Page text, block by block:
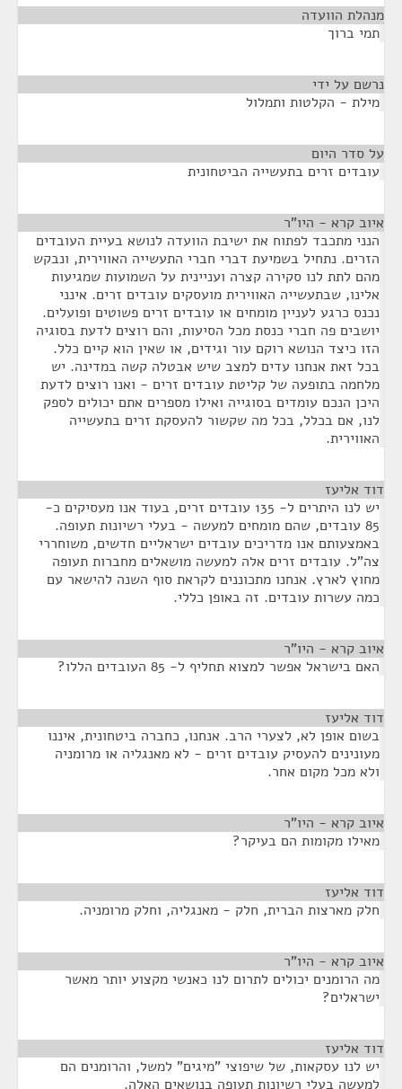
מנהלת הוועדה
תמי ברוך
נרשם על ידי
מילת - הקלטות ותמלול
על סדר היום
עובדים זרים בתעשייה הביטחונית
איוב קרא - היו"ר
הנני מתכבד לפתוח את ישיבת הוועדה לנושא בעיית העובדים
הזרים. נתחיל בשמיעת דברי חברי התעשייה האווירית, ונבקש
מהם לתת לנו סקירה קצרה ועניינית על השמועות שמגיעות
אלינו, שבתעשייה האווירית מועסקים עובדים זרים. אינני
נכנס כרגע לעניין מומחים או עובדים זרים פשוטים ופועלים.
יושבים פה חברי כנסת מכל הסיעות, והם רוצים לדעת בסוגיה
הזו כיצד הנושא רוקם עור וגידים, או שאין הוא קיים כלל.
בכל זאת אנחנו עדים למצב שיש אבטלה קשה במדינה. יש
מלחמה בתופעה של קליטת עובדים זרים - ואנו רוצים לדעת
היכן הנכם עומדים בסוגייה ואילו מספרים אתם יכולים לספק
לנו, אם בכלל, בכל מה שקשור להעסקת זרים בתעשייה
האווירית.
דוד אליעז
יש לנו היתרים ל- 135 עובדים זרים, בעוד אנו מעסיקים כ-
85 עובדים, שהם מומחים למעשה - בעלי רשיונות תעופה.
באמצעותם אנו מדריכים עובדים ישראליים חדשים, משוחררי
צה"ל. עובדים זרים אלה למעשה מושאלים מחברות תעופה
מחוץ לארץ. אנחנו מתכוננים לקראת סוף השנה להישאר עם
כמה עשרות עובדים. זה באופן כללי.
איוב קרא - היו"ר
האם בישראל אפשר למצוא תחליף ל- 85 העובדים הללו?
דוד אליעז
בשום אופן לא, לצערי הרב. אנחנו, כחברה ביטחונית, איננו
מעונינים להעסיק עובדים זרים - לא מאנגליה או מרומניה
ולא מכל מקום אחר.
איוב קרא - היו"ר
מאילו מקומות הם בעיקר?
דוד אליעז
חלק מארצות הברית, חלק - מאנגליה, וחלק מרומניה.
איוב קרא - היו"ר
מה הרומנים יכולים לתרום לנו כאנשי מקצוע יותר מאשר
ישראלים?
דוד אליעז
יש לנו עסקאות, של שיפוצי "מיגים" למשל, והרומנים הם
למעשה בעלי רשיונות תעופה בנושאים האלה.